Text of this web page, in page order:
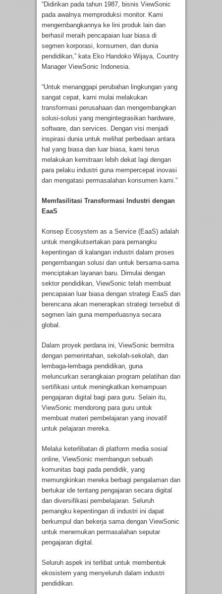
“Didirikan pada tahun 1987, bisnis ViewSonic
pada awalnya memproduksi monitor. Kami
mengembangkannya ke lini produk lain dan
berhasil meraih pencapaian luar biasa di
segmen korporasi, konsumen, dan dunia
pendidikan,” kata Eko Handoko Wijaya, Country
Manager ViewSonic Indonesia.
“Untuk menanggapi perubahan lingkungan yang
sangat cepat, kami mulai melakukan
transformasi perusahaan dan mengembangkan
solusi-solusi yang mengintegrasikan hardware,
software, dan services. Dengan visi menjadi
inspirasi dunia untuk melihat perbedaan antara
hal yang biasa dan luar biasa, kami terus
melakukan kemitraan lebih dekat lagi dengan
para pelaku industri guna mempercepat inovasi
dan mengatasi permasalahan konsumen kami.”
Memfasilitasi Transformasi Industri dengan
EaaS
Konsep Ecosystem as a Service (EaaS) adalah
untuk mengikutsertakan para pemangku
kepentingan di kalangan industri dalam proses
pengembangan solusi dan untuk bersama-sama
menciptakan layanan baru. Dimulai dengan
sektor pendidikan, ViewSonic telah membuat
pencapaian luar biasa dengan strategi EaaS dan
berencana akan menerapkan strategi tersebut di
segmen lain guna memperluasnya secara
global.
Dalam proyek perdana ini, ViewSonic bermitra
dengan pemerintahan, sekolah-sekolah, dan
lembaga-lembaga pendidikan, guna
meluncurkan serangkaian program pelatihan dan
sertifikasi untuk meningkatkan kemampuan
pengajaran digital bagi para guru. Selain itu,
ViewSonic mendorong para guru untuk
membuat materi pembelajaran yang inovatif
untuk pelajaran mereka.
Melalui keterlibatan di platform media sosial
online, ViewSonic membangun sebuah
komunitas bagi pada pendidik, yang
memungkinkan mereka berbagi pengalaman dan
bertukar ide tentang pengajaran secara digital
dan diversifikasi pembelajaran. Seluruh
pemangku kepentingan di industri ini dapat
berkumpul dan bekerja sama dengan ViewSonic
untuk menemukan permasalahan seputar
pengajaran digital.
Seluruh aspek ini terlibat untuk membentuk
ekosistem yang menyeluruh dalam industri
pendidikan.